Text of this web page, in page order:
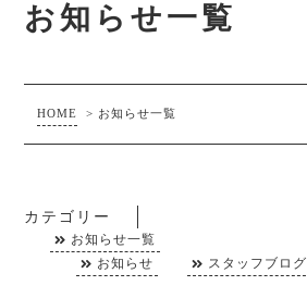
お知らせ一覧
HOME > お知らせ一覧
カテゴリー
お知らせ一覧
お知らせ
スタッフブログ